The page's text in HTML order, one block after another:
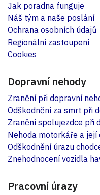
Jak poradna funguje
Náš tým a naše poslání
Ochrana osobních údajů
Regionální zastoupení
Cookies
Dopravní nehody
Zranění při dopravní
Odškodnění za smrt při
Zranění spolujezdce při
Nehoda motorkáře a její
Odškodnění úrazu
Znehodnocení vozidla
Pracovní úrazy